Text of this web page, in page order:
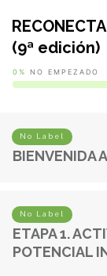
(9ª edición)
0% NO EMPEZADO
No Label
BIENVENIDA
No Label
ETAPA 1.
POTENCIAL